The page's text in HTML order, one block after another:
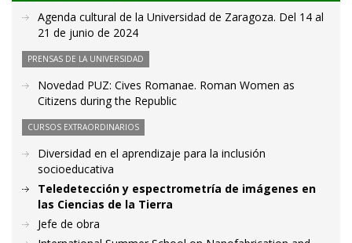
Agenda cultural de la Universidad de Zaragoza. Del 14 al
21 de junio de 2024
PRENSAS DE LA UNIVERSIDAD
Novedad PUZ: Cives Romanae. Roman Women as
Citizens during the Republic
CURSOS EXTRAORDINARIOS
Diversidad en el aprendizaje para la inclusión
socioeducativa
Teledetección y espectrometría de imágenes en
las Ciencias de la Tierra
Jefe de obra